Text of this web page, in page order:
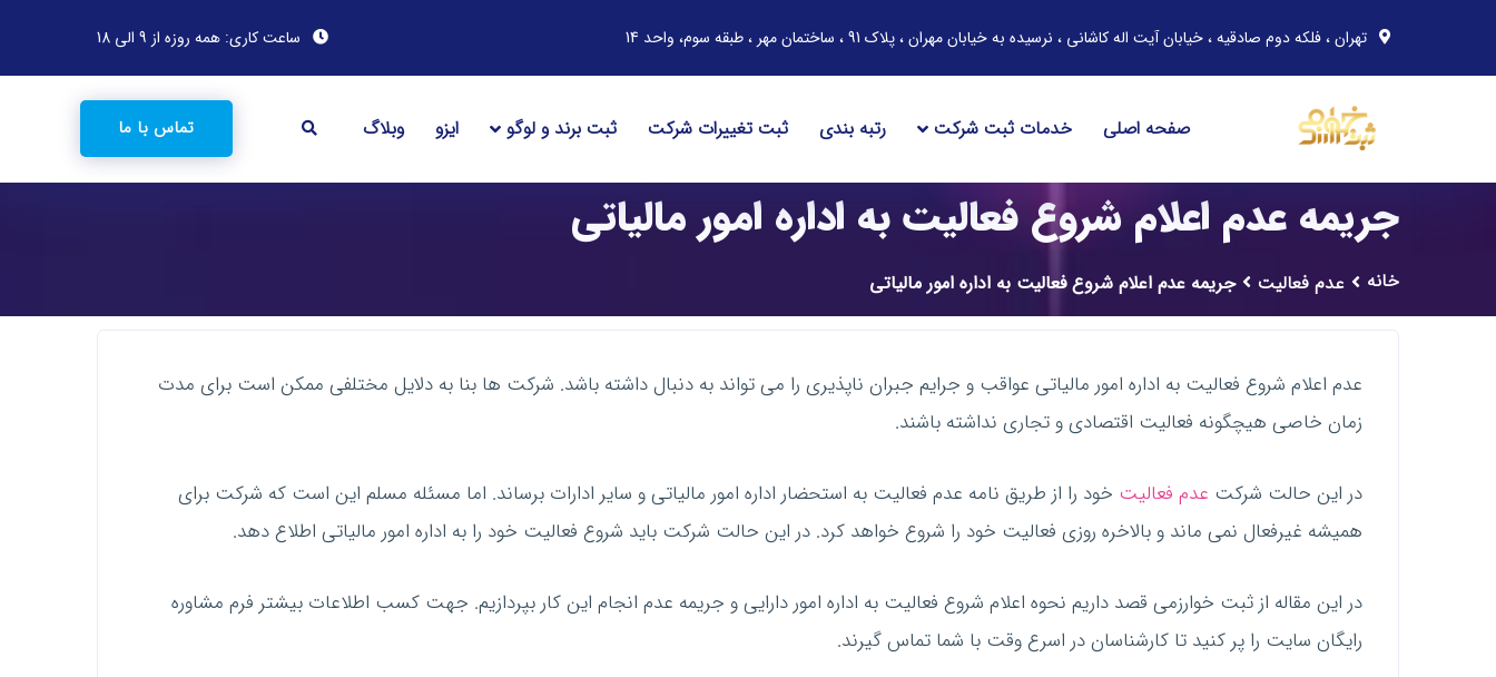
تهران ، فلکه دوم صادقیه ، خیابان آیت اله کاشانی ، نرسیده به خیابان مهران ، پلاک 91 ، ساختمان مهر ، طبقه سوم، واحد 14 ساعت کاری: همه روزه از 9 الی 18
صفحه اصلی خدمات ثبت شرکت رتبه بندی ثبت تغییرات شرکت ثبت برند و لوگو ایزو وبلاگ تماس با ما
جریمه عدم اعلام شروع فعالیت به اداره امور مالیاتی
خانه عدم فعالیت جریمه عدم اعلام شروع فعالیت به اداره امور مالیاتی
عدم اعلام شروع فعالیت به اداره امور مالیاتی عواقب و جرایم جبران ناپذیری را می تواند به دنبال داشته باشد. شرکت ها بنا به دلایل مختلفی ممکن است برای مدت
زمان خاصی هیچگونه فعالیت اقتصادی و تجاری نداشته باشند.
در این حالت شرکت عدم فعالیت خود را از طریق نامه عدم فعالیت به استحضار اداره امور مالیاتی و سایر ادارات برساند. اما مسئله مسلم این است که شرکت برای
همیشه غیرفعال نمی ماند و بالاخره روزی فعالیت خود را شروع خواهد کرد. در این حالت شرکت باید شروع فعالیت خود را به اداره امور مالیاتی اطلاع دهد.
در این مقاله از ثبت خوارزمی قصد داریم نحوه اعلام شروع فعالیت به اداره امور دارایی و جریمه عدم انجام این کار بپردازیم. جهت کسب اطلاعات بیشتر فرم مشاوره
رایگان سایت را پر کنید تا کارشناسان در اسرع وقت با شما تماس گیرند.